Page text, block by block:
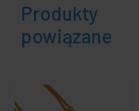
Produkty
powiązane